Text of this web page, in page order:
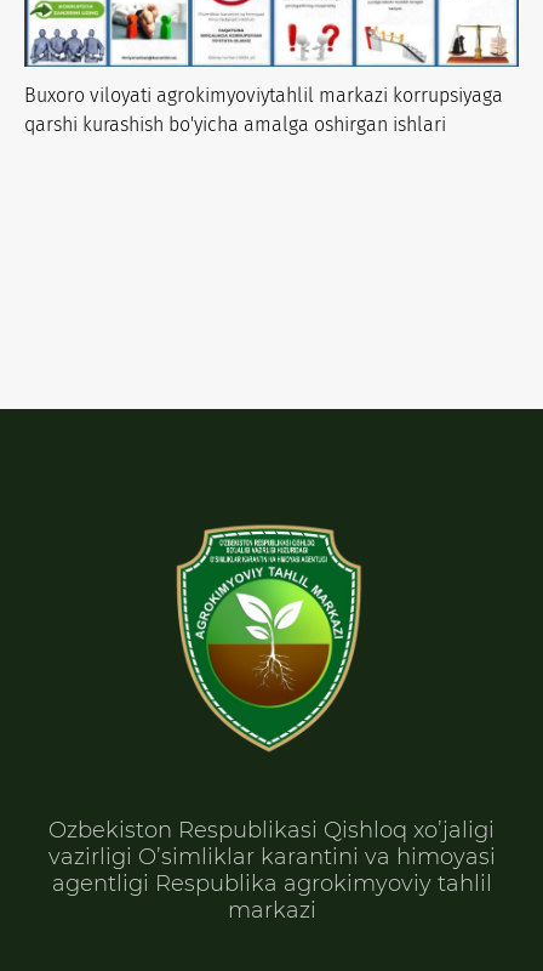
Buxoro viloyati agrokimyoviytahlil markazi korrupsiyaga
qarshi kurashish bo'yicha amalga oshirgan ishlari
Ozbekiston Respublikasi Qishloq xo’jaligi
vazirligi O’simliklar karantini va himoyasi
agentligi Respublika agrokimyoviy tahlil
markazi